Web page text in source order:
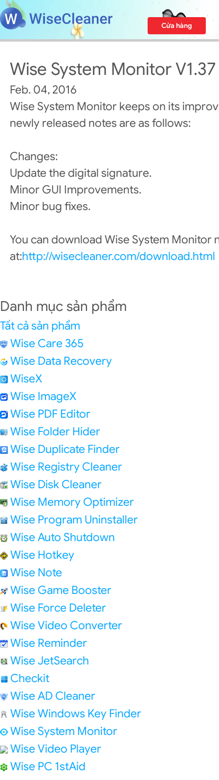
Cửa hàng
Wise System Monitor V1.37
Feb. 04, 2016
Wise System Monitor keeps on its
newly released notes are as follows:
Changes:
Update the digital signature.
Minor GUI Improvements.
Minor bug fixes.
You can download Wise System Monitor
at:http://wisecleaner.com/download.html
Danh mục sản phẩm
Tất cả sản phẩm
Wise Care 365
Wise Data Recovery
WiseX
Wise ImageX
Wise PDF Editor
Wise Folder Hider
Wise Duplicate Finder
Wise Registry Cleaner
Wise Disk Cleaner
Wise Memory Optimizer
Wise Program Uninstaller
Wise Auto Shutdown
Wise Hotkey
Wise Note
Wise Game Booster
Wise Force Deleter
Wise Video Converter
Wise Reminder
Wise JetSearch
Checkit
Wise AD Cleaner
Wise Windows Key Finder
Wise System Monitor
Wise Video Player
Wise PC 1stAid